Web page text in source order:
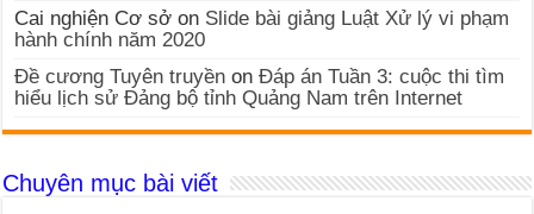
Cai nghiện Cơ sở on Slide bài giảng Luật Xử lý vi phạm
hành chính năm 2020
Đề cương Tuyên truyền onĐáp án Tuần 3: cuộc thi tìm
hiểu lịch sử Đảng bộ tỉnh Quảng Nam trên Internet
Chuyên mục bài viết